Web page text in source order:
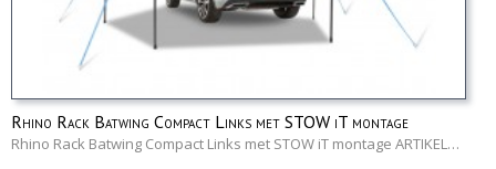
Rhino Rack Batwing Compact Links met STOW iT montage
Rhino Rack Batwing Compact Links met STOW iT montage ARTIKEL…